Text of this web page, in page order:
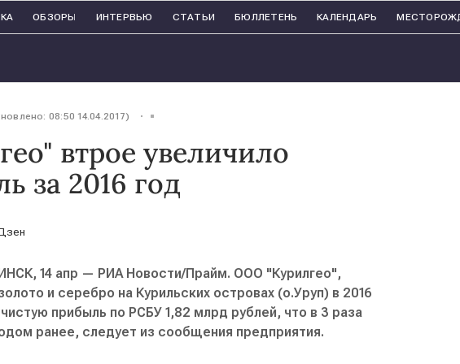
ОБЗОРЫ ИНТЕРВЬЮ СТАТЬИ БЮЛЛЕТЕНЬ КАЛЕНДАРЬ
08:50 14.04.2017)
втрое увеличило
за 2016 год
14 апр — РИА Новости/Прайм. ООО "Курилгео",
и серебро на Курильских островах (о.Уруп) в 2016
чистую прибыль по РСБУ 1,82 млрд рублей, что в 3 раза
ранее, следует из сообщения предприятия.